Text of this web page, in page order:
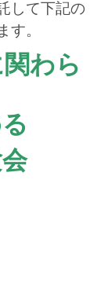
して下記の
。
わら